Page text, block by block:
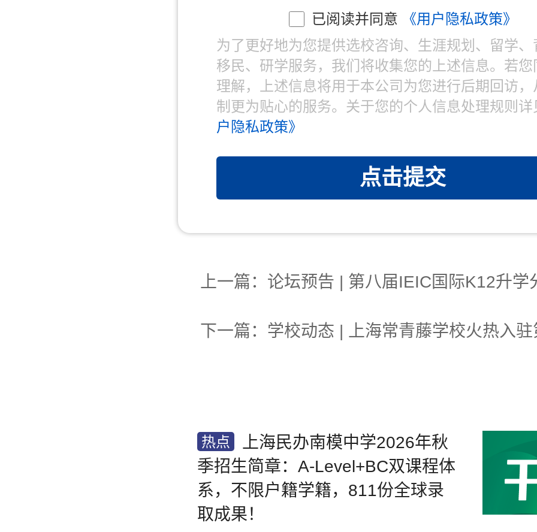
已阅读并同意
《用户隐私政策》
为了更好地为您提供选校咨询、生涯规划、留学、
移民、研学服务，我们将收集您的上述信息。若您
理解，上述信息将用于本公司为您进行后期回访，
制更为贴心的服务。关于您的个人信息处理规则详
户隐私政策》
点击提交
热点
上海民办南模中学2026年秋
季招生简章：A-Level+BC双课程体
系，不限户籍学籍，811份全球录
取成果！